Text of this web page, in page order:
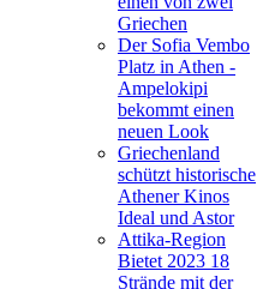
Griechen
Der Sofia Vembo
Platz in Athen -
Ampelokipi
bekommt einen
neuen Look
Griechenland
schützt historische
Athener Kinos
Ideal und Astor
Attika-Region
Bietet 2023 18
Strände mit der